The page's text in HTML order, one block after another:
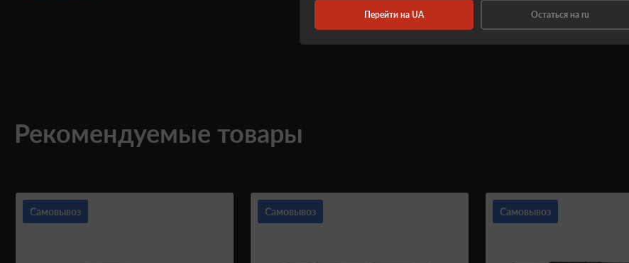
Рекомендуемые товары
Самовывоз Самовывоз Самовывоз
Перейти на UA Остаться на ru